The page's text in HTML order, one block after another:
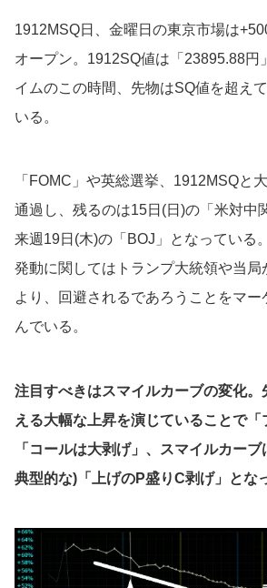
1912MSQ日、金曜日の東京市場は
オープン。1912SQ値は「23895.88円
イムのこの時間、先物はSQ値を超え
いる。
「FOMC」や英総選挙、1912MSQと
通過し、残るのは15日(日)の「米対中
来週19日(木)の「BOJ」となっている
発動に関してはトランプ大統領や当局
より、回避されるであろうことをマ
んでいる。
注目すべきはスマイルカーブの変化。
える大幅な上昇を演じていることで「
「コールは大剥げ」、スマイルカー
典型的な)「上げのP盛りC剥げ」とな